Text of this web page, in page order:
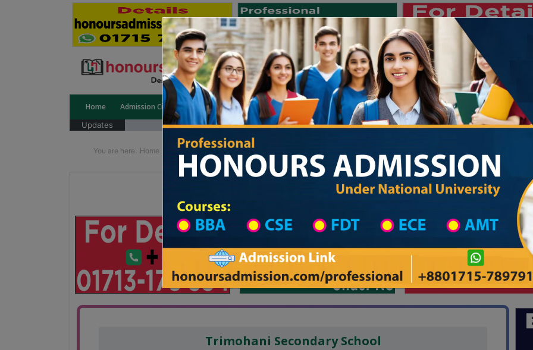
Home Admission Circular Public University Private University International University University College
Updates জাতীয় বিশ্ববিদ্যালয় ২০২৫-২৬ শিক্ষাবর্ষের
You are here: Home School Category High School in Khulna Wise
Private University Admission
Trimohani Secondary School